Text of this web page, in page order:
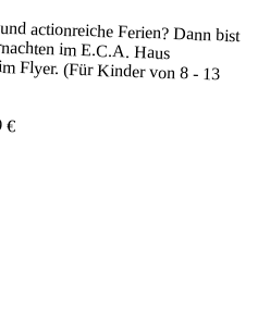
actionreiche Ferien? Dann bist
im E.C.A. Haus
Flyer. (Für Kinder von 8 - 13
€